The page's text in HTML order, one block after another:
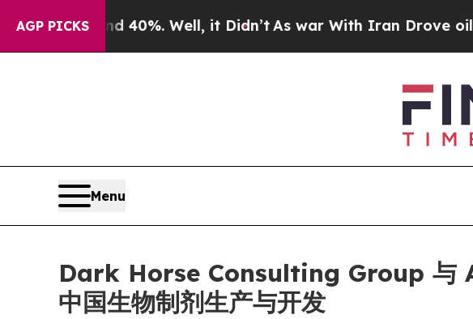
AGP PICKS40%. Well, it Didn’t As war With Iran Drove oil Prices
Menu
Dark Horse Consulting Group 与
中国生物制剂生产与开发